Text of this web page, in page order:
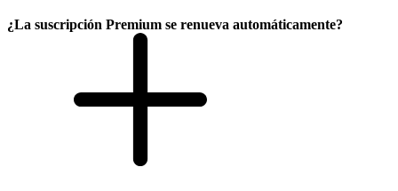
¿La suscripción Premium se renueva automáticamente?